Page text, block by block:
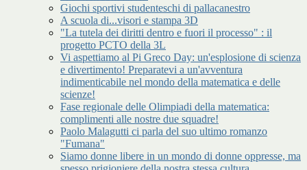
Giochi sportivi studenteschi di pallacanestro
A scuola di...visori e stampa 3D
"La tutela dei diritti dentro e fuori il processo" : il
progetto PCTO della 3L
Vi aspettiamo al Pi Greco Day: un'esplosione di scienza
e divertimento! Preparatevi a un'avventura
indimenticabile nel mondo della matematica e delle
scienze!
Fase regionale delle Olimpiadi della matematica:
complimenti alle nostre due squadre!
Paolo Malagutti ci parla del suo ultimo romanzo
"Fumana"
Siamo donne libere in un mondo di donne oppresse, ma